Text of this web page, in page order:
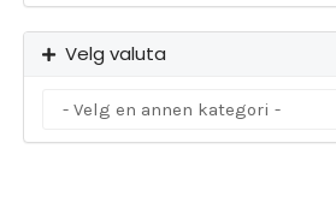
Velg valuta